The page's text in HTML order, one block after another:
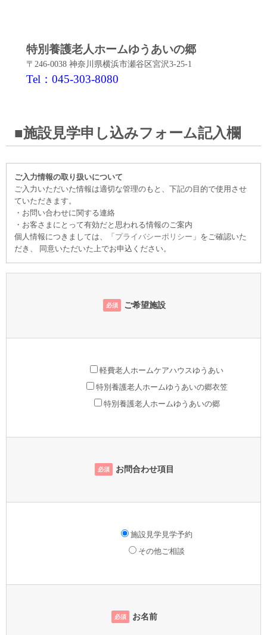
特別養護老人ホームゆうあいの郷
〒246-0038 神奈川県横浜市瀬谷区宮沢3-25-1
Tel：045-303-8080
■施設見学申し込みフォーム記入欄
ご入力情報の取り扱いについて
ご入力いただいた情報は適切な管理のもと、下記の目的で使用させ
ていただきます。
・お問い合わせに関する連絡
・お客さまにとって有効だと思われる情報のご案内
個人情報につきましては、「 プライバシーポリシー 」をご確認いた
だき、 同意いただいた上でお申込ください。
必須 ご希望施設
軽費老人ホームケアハウスゆうあい
特別養護老人ホームゆうあいの郷衣笠
特別養護老人ホームゆうあいの郷
必須 お問合わせ項目
施設見学見学予約
その他ご相談
必須 お名前